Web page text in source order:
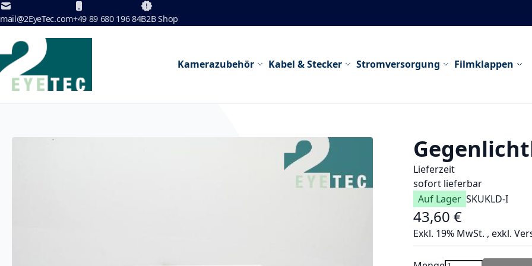
Zum Inhalt springen
mail@2EyeTec.com+49 89 680 196 84B2B Shop
Kamerazubehör Kabel & Stecker Stromversorgung Filmklappen
Lieferzeit
sofort lieferbar
Auf Lager SKUKLD-I
43,60 €
Exkl. 19% MwSt. , exkl.